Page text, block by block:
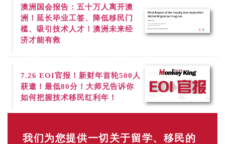
澳洲国会报告：五十万人离开澳
洲！延长毕业工签、降低移民门
槛、吸引技术人才！澳洲未来经
济才能有救
7.26 EOI官报！新财年首轮500人
获邀！最低80分！大师兄告诉你
如何把握技术移民红利年！
我们为您提供一切关于留学、移民的